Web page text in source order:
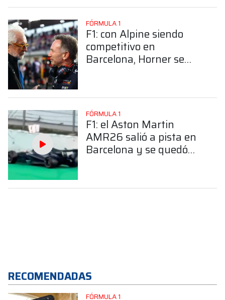
FÓRMULA 1
F1: con Alpine siendo
competitivo en
Barcelona, Horner se
meterse en el equipo
FÓRMULA 1
F1: el Aston Martin
AMR26 salió a pista en
Barcelona y se quedó
RECOMENDADAS
FÓRMULA 1